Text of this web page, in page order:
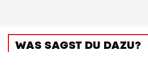
WAS SAGST DU DAZU?